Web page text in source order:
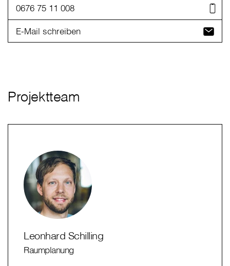
0676 75 11 008
E-Mail schreiben
Projektteam
Leonhard Schilling
Raumplanung